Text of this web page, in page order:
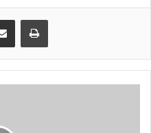
Compartir via Email Imprimi